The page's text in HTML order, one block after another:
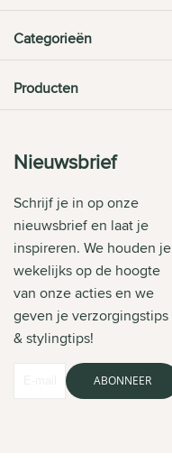
Categorieën
Producten
Nieuwsbrief
Schrijf je in op onze
nieuwsbrief en laat je
inspireren. We houden je
wekelijks op de hoogte
van onze acties en we
geven je verzorgingstips
& stylingtips!
ABONNEER